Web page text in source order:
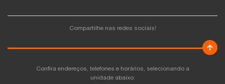
Compartilhe nas redes sociais!
Confira endereços, telefones e horários, selecionando a
unidade abaixo: